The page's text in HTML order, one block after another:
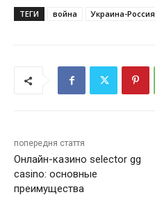
ТЕГИ война Украина-Россия
попередня стаття
Онлайн-казино selector gg
casino: основные
преимущества